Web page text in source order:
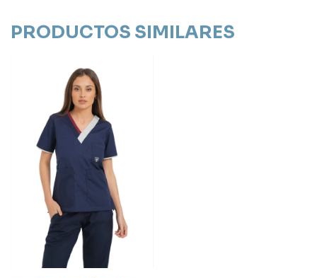
PRODUCTOS SIMILARES